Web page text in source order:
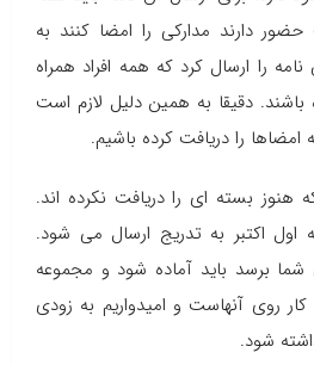
دارند مدارکی را امضا کنند به
را ارسال کرد که همه افراد همراه
دقیقا به همین دلیل لازم است
هنوز بسته ای را دریافت نکرده اند.
اول اکتبر به تدریج ارسال می شود.
شما برسد باید آماده شود و مجموعه
روی آنهاست و امیدواریم به زودی
شود.